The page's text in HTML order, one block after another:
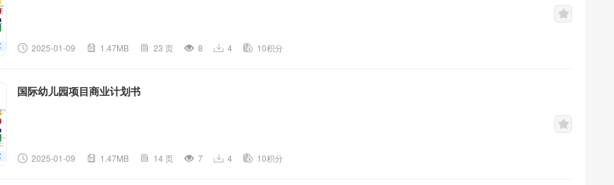
2025-01-09 1.47MB 23 页 8 4 10积分
国际幼儿园项目商业计划书
2025-01-09 1.47MB 14 页 7 4 10积分